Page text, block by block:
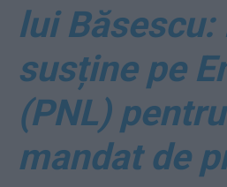
lui Băsescu:
susține pe
(PNL)
mandat de